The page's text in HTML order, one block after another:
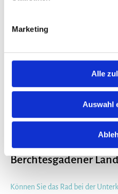
Marketing
Alle
Auswahl
FAQ rund ums
Berchtesgadener
Können Sie das Rad bei der